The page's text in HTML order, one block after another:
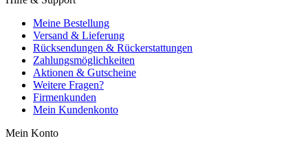
Meine Bestellung
Versand & Lieferung
Rücksendungen & Rückerstattungen
Zahlungsmöglichkeiten
Aktionen & Gutscheine
Weitere Fragen?
Firmenkunden
Mein Kundenkonto
Mein Konto